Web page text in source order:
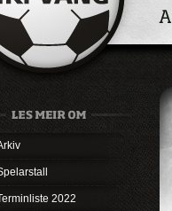
2022